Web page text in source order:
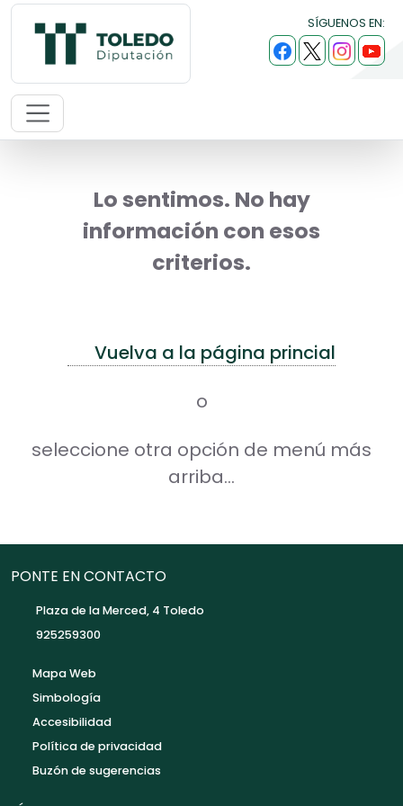
SÍGUENOS EN:
Lo sentimos. No hay
información con esos
criterios.
Vuelva a la página princial
o
seleccione otra opción de menú más
arriba...
PONTE EN CONTACTO
Plaza de la Merced, 4 Toledo
925259300
Mapa Web
Simbología
Accesibilidad
Política de privacidad
Buzón de sugerencias